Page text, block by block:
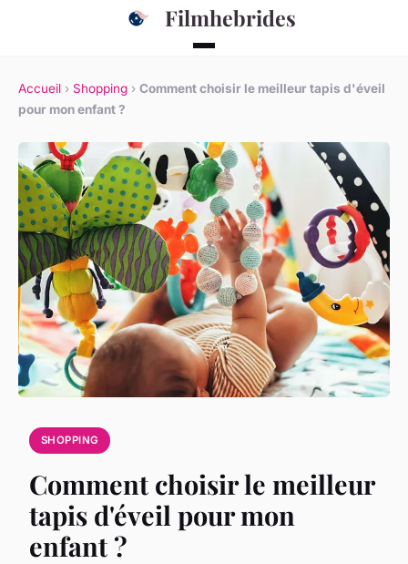
Filmhebrides
Accueil › Shopping › Comment choisir le meilleur tapis d'éveil
pour mon enfant ?
SHOPPING
Comment choisir le meilleur
tapis d'éveil pour mon
enfant ?